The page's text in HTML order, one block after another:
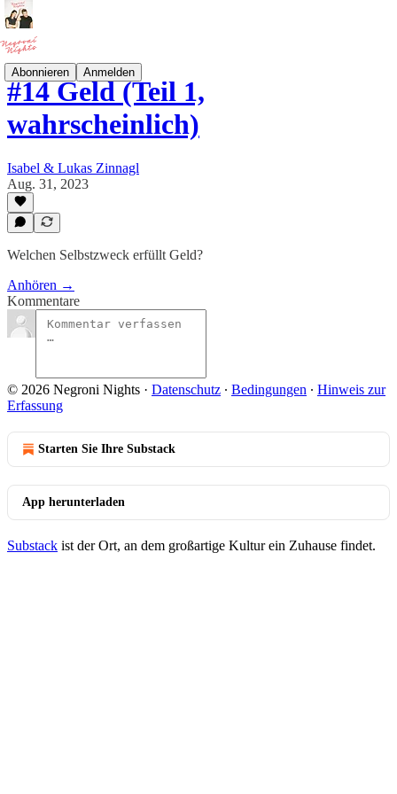
Abonnieren Anmelden
#14 Geld (Teil 1,
wahrscheinlich)
Isabel & Lukas Zinnagl
Aug. 31, 2023
Welchen Selbstzweck erfüllt Geld?
Anhören →
Kommentare
© 2026 Negroni Nights · Datenschutz ∙ Bedingungen ∙ Hinweis zur
Erfassung
Starten Sie Ihre Substack
App herunterladen
Substack ist der Ort, an dem großartige Kultur ein Zuhause findet.